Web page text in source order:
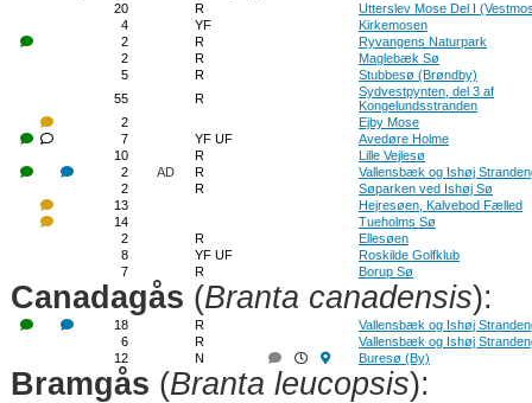
20 R
Utterslev Mose Del I
4
YF
Kirkemosen
2
R
Ryvangens Naturpark
2
R
Maglebæk Sø
5
R
Stubbesø (Brøndby)
55
R
Sydvestpynten, del 3 af
Kongelundsstranden
2
Ejby Mose
7
YF UF
Avedøre Holme
10
R
Lille Vejlesø
2
AD R
Vallensbæk og Ishøj
2
R
Søparken ved Ishøj Sø
13
Hejresøen, Kalvebod Fælled
14
Tueholms Sø
2
R
Ellesøen
8
YF UF
Roskilde Golfklub
7
R Borup Sø
Canadagås (Branta canadensis):
18 R
Vallensbæk og Ishøj
6
R
Vallensbæk og Ishøj
12
N Buresø (By)
Bramgås (Branta leucopsis):